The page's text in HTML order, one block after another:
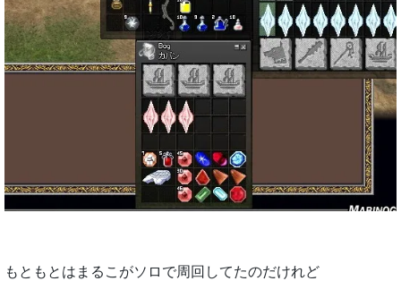
もともとはまるこがソロで周回してたのだけれど